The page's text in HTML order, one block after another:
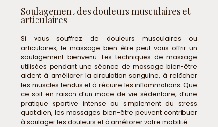
Soulagement des douleurs musculaires et
articulaires
Si vous souffrez de douleurs musculaires ou
articulaires, le massage bien-être peut vous offrir un
soulagement bienvenu. Les techniques de massage
utilisées pendant une séance de massage bien-être
aident à améliorer la circulation sanguine, à relâcher
les muscles tendus et à réduire les inflammations. Que
ce soit en raison d’un mode de vie sédentaire, d’une
pratique sportive intense ou simplement du stress
quotidien, les massages bien-être peuvent contribuer
à soulager les douleurs et à améliorer votre mobilité.